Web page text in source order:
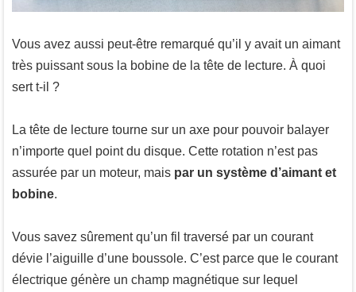
Vous avez aussi peut-être remarqué qu’il y avait un aimant
très puissant sous la bobine de la tête de lecture. À quoi
sert t-il ?
La tête de lecture tourne sur un axe pour pouvoir balayer
n’importe quel point du disque. Cette rotation n’est pas
assurée par un moteur, mais par un système d’aimant et
bobine.
Vous savez sûrement qu’un fil traversé par un courant
dévie l’aiguille d’une boussole. C’est parce que le courant
électrique génère un champ magnétique sur lequel